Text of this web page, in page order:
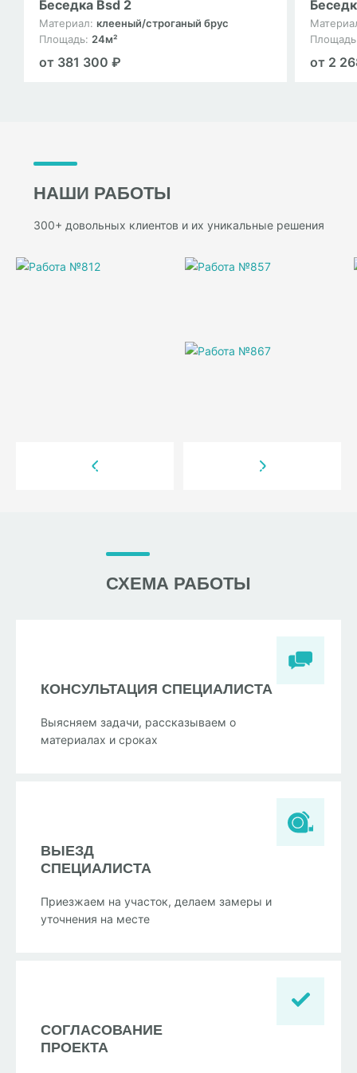
Беседка Bsd 2
Материал: клееный/строганый брус
Площадь: 24м²
от 381 300 ₽ от 2
НАШИ РАБОТЫ
300+ довольных клиентов и их уникальные решения
СХЕМА РАБОТЫ
КОНСУЛЬТАЦИЯ СПЕЦИАЛИСТА
Выясняем задачи, рассказываем о
материалах и сроках
ВЫЕЗД
СПЕЦИАЛИСТА
Приезжаем на участок, делаем замеры и
уточнения на месте
СОГЛАСОВАНИЕ
ПРОЕКТА